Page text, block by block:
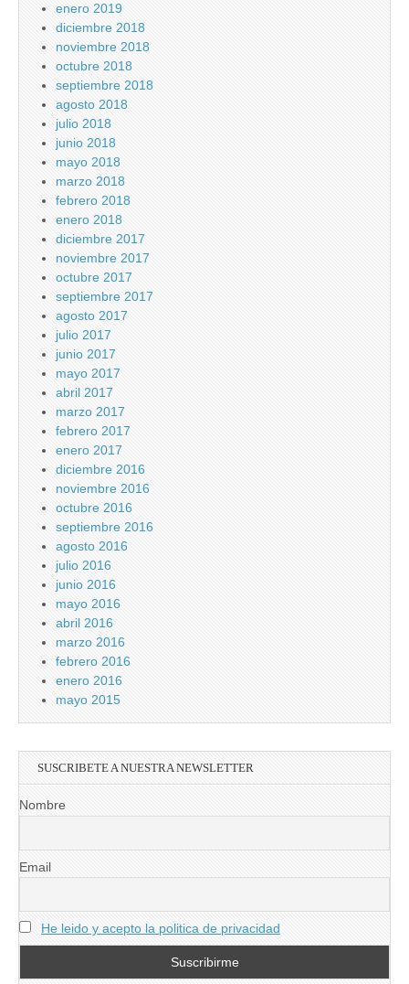
enero 2019
diciembre 2018
noviembre 2018
octubre 2018
septiembre 2018
agosto 2018
julio 2018
junio 2018
mayo 2018
marzo 2018
febrero 2018
enero 2018
diciembre 2017
noviembre 2017
octubre 2017
septiembre 2017
agosto 2017
julio 2017
junio 2017
mayo 2017
abril 2017
marzo 2017
febrero 2017
enero 2017
diciembre 2016
noviembre 2016
octubre 2016
septiembre 2016
agosto 2016
julio 2016
junio 2016
mayo 2016
abril 2016
marzo 2016
febrero 2016
enero 2016
mayo 2015
SUSCRIBETE A NUESTRA NEWSLETTER
Nombre
Email
He leido y acepto la politica de privacidad